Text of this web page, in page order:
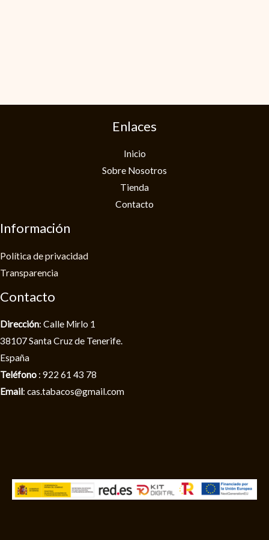
Enlaces
Inicio
Sobre Nosotros
Tienda
Contacto
Información
Política de privacidad​
Transparencia
Contacto
Dirección: Calle Mirlo 1
38107 Santa Cruz de Tenerife.
España
Teléfono : 922 61 43 78
Email: cas.tabacos@gmail.com